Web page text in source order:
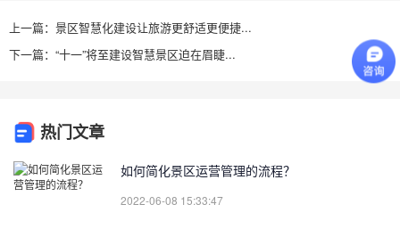
上一篇：景区智慧化建设让旅游更舒适更便捷...
下一篇：“十一”将至建设智慧景区迫在眉睫...
热门文章
如何简化景区运营管理的流程？
2022-06-08 15:33:47